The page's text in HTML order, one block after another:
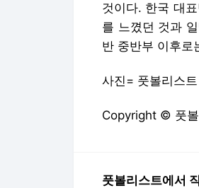
것이다. 한국 대
를 느꼈던 것과
반 중반부 이후로
사진= 풋볼리스트
Copyright © 풋볼
풋볼리스트에서